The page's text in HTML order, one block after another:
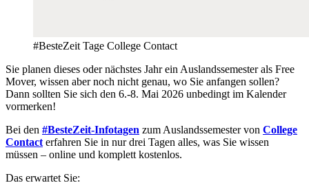
#BesteZeit Tage College Contact
Sie planen dieses oder nächstes Jahr ein Auslandssemester als Free
Mover, wissen aber noch nicht genau, wo Sie anfangen sollen?
Dann sollten Sie sich den 6.-8. Mai 2026 unbedingt im Kalender
vormerken!
Bei den #BesteZeit-Infotagen zum Auslandssemester von College
Contact erfahren Sie in nur drei Tagen alles, was Sie wissen
müssen – online und komplett kostenlos.
Das erwartet Sie: